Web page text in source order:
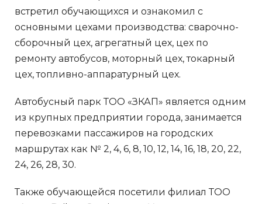
встретил обучающихся и ознакомил с
основными цехами производства: сварочно-
сборочный цех, агрегатный цех, цех по
ремонту автобусов, моторный цех, токарный
цех, топливно-аппаратурный цех.
Автобусный парк ТОО «ЗКАП» является одним
из крупных предприятии города, занимается
перевозками пассажиров на городских
маршрутах как № 2, 4, 6, 8, 10, 12, 14, 16, 18, 20, 22,
24, 26, 28, 30.
Также обучающейся посетили филиал ТОО